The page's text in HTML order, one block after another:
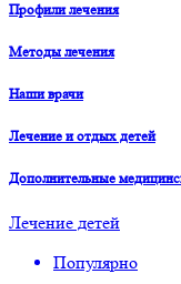
Профили лечения
Методы лечения
Наши врачи
Лечение и отдых детей
Дополнительные
Лечение детей
Популярно